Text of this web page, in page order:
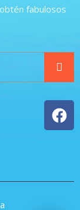
fabulosos